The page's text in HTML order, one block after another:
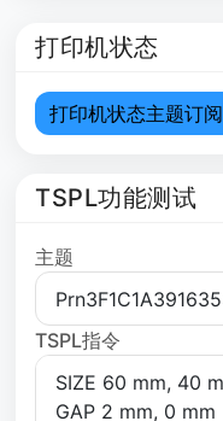
打印机状态
打印机状态主题订阅
TSPL功能测试
主题
TSPL指令